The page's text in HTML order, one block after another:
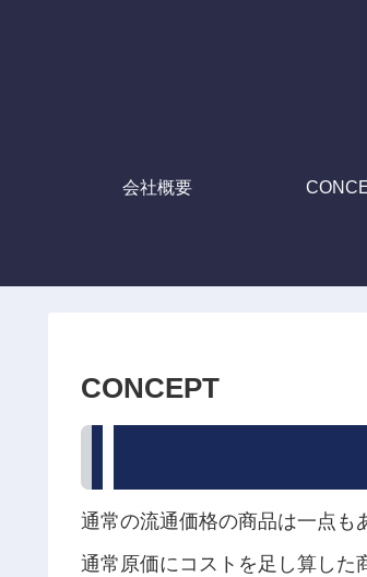
会社概要
CONCEPT
通常の流通価格の商品は一点も
通常原価にコストを足し算した